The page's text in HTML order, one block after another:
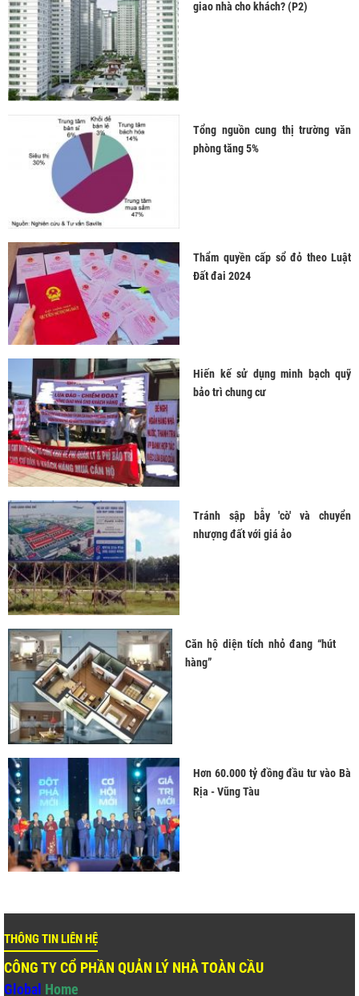
giao nhà cho khách? (P2)
Tổng nguồn cung thị trường văn
phòng tăng 5%
Thẩm quyền cấp sổ đỏ theo Luật
Đất đai 2024
Hiến kế sử dụng minh bạch quỹ
bảo trì chung cư
Tránh sập bẫy 'cò' và chuyển
nhượng đất với giá ảo
Căn hộ diện tích nhỏ đang “hút
hàng”
Hơn 60.000 tỷ đồng đầu tư vào Bà
Rịa - Vũng Tàu
THÔNG TIN LIÊN HỆ
CÔNG TY CỔ PHẦN QUẢN LÝ NHÀ TOÀN CẦU
Global Home